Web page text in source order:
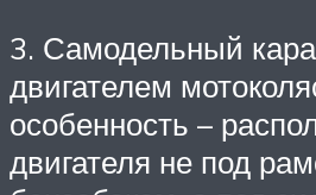
3. Самодельный
двигателем
особенность –
двигателя не под